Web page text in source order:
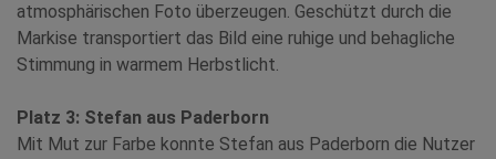
atmosphärischen Foto überzeugen. Geschützt durch die
Markise transportiert das Bild eine ruhige und behagliche
Stimmung in warmem Herbstlicht.
Platz 3: Stefan aus Paderborn
Mit Mut zur Farbe konnte Stefan aus Paderborn die Nutzer